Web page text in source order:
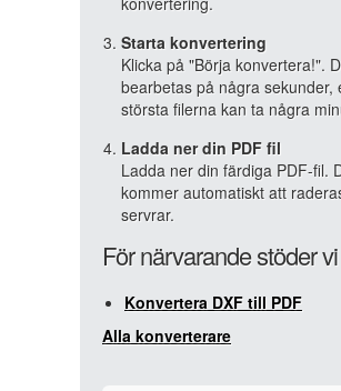
Starta konvertering
Klicka på "Börja konvertera!".
bearbetas på några sekunder,
största filerna kan ta några
Ladda ner din PDF fil
Ladda ner din färdiga PDF-fil.
kommer automatiskt att
servrar.
För närvarande stöder
Konvertera DXF till PDF
Alla konverterare